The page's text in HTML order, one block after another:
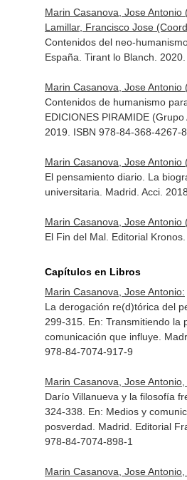
Marin Casanova, Jose
Lamillar, Francisco Jose
Contenidos del neo-
España. Tirant lo Blanch.
Marin Casanova, Jose Antonio
Contenidos de humanismo
EDICIONES PIRAMIDE
2019. ISBN 978-84-368-4267-8
Marin Casanova, Jose Antonio
El pensamiento diario. La
universitaria. Madrid. Acci.
Marin Casanova, Jose Antonio
El Fin del Mal. Editorial
Capítulos en Libros
Marin Casanova, Jose Antonio:
La derogación re(d)tórica del
299-315. En: Transmitiendo la
comunicación que influye.
978-84-7074-917-9
Marin Casanova, Jose
Darío Villanueva y la filosofía
324-338. En: Medios y
posverdad . Madrid. Editorial
978-84-7074-898-1
Marin Casanova, Jose